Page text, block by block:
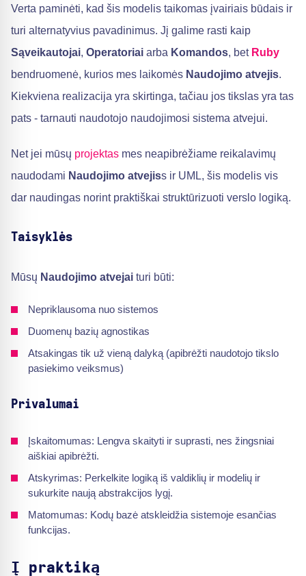
Verta paminėti, kad šis modelis taikomas įvairiais būdais ir
turi alternatyvius pavadinimus. Jį galime rasti kaip
Sąveikautojai, Operatoriai arba Komandos, bet Ruby
bendruomenė, kurios mes laikomės Naudojimo atvejis.
Kiekviena realizacija yra skirtinga, tačiau jos tikslas yra tas
pats - tarnauti naudotojo naudojimosi sistema atvejui.
Net jei mūsų projektas mes neapibrėžiame reikalavimų
naudodami Naudojimo atvejiss ir UML, šis modelis vis
dar naudingas norint praktiškai struktūrizuoti verslo logiką.
Taisyklės
Mūsų Naudojimo atvejai turi būti:
Nepriklausoma nuo sistemos
Duomenų bazių agnostikas
Atsakingas tik už vieną dalyką (apibrėžti naudotojo tikslo
pasiekimo veiksmus)
Privalumai
Įskaitomumas: Lengva skaityti ir suprasti, nes žingsniai
aiškiai apibrėžti.
Atskyrimas: Perkelkite logiką iš valdiklių ir modelių ir
sukurkite naują abstrakcijos lygį.
Matomumas: Kodų bazė atskleidžia sistemoje esančias
funkcijas.
Į praktiką